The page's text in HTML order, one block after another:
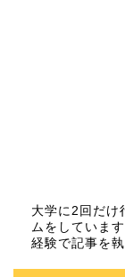
大学に2回だけ
ムをしていま
経験で記事を執